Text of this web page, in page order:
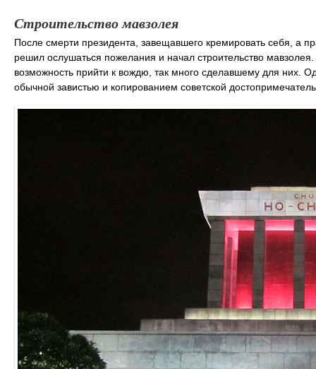
Строительство мавзолея
После смерти президента, завещавшего кремировать себя, а
решил ослушаться пожелания и начал строительство
возможность прийти к вождю, так много сделавшему для них.
обычной завистью и копированием советской